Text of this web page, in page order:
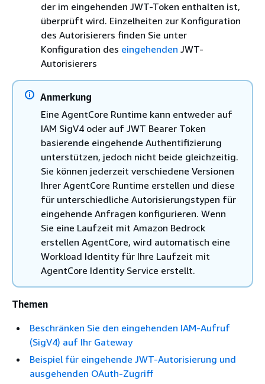
der im eingehenden JWT-Token enthalten ist,
überprüft wird. Einzelheiten zur Konfiguration
des Autorisierers finden Sie unter
Konfiguration des eingehenden JWT-
Autorisierers
Anmerkung
Eine AgentCore Runtime kann entweder auf
IAM SigV4 oder auf JWT Bearer Token
basierende eingehende Authentifizierung
unterstützen, jedoch nicht beide gleichzeitig.
Sie können jederzeit verschiedene Versionen
Ihrer AgentCore Runtime erstellen und diese
für unterschiedliche Autorisierungstypen für
eingehende Anfragen konfigurieren. Wenn
Sie eine Laufzeit mit Amazon Bedrock
erstellen AgentCore, wird automatisch eine
Workload Identity für Ihre Laufzeit mit
AgentCore Identity Service erstellt.
Themen
Beschränken Sie den eingehenden IAM-Aufruf
(SigV4) auf Ihr Gateway
Beispiel für eingehende JWT-Autorisierung und
ausgehenden OAuth-Zugriff